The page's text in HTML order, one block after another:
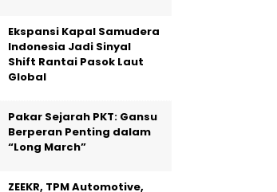
Ekspansi Kapal Samudera
Indonesia Jadi Sinyal
Shift Rantai Pasok Laut
Global
Pakar Sejarah PKT: Gansu
Berperan Penting dalam
“Long March”
ZEEKR, TPM Automotive,